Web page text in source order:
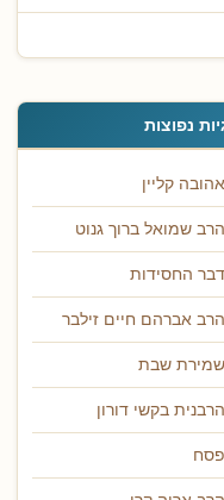
נפוצות
אהובה קליין
הרב שמואל ברוך גנוט
דבר החסידות
הרב אברהם חיים זילבר
שמירת שבת
הרבנית בקשי דורון
פסח